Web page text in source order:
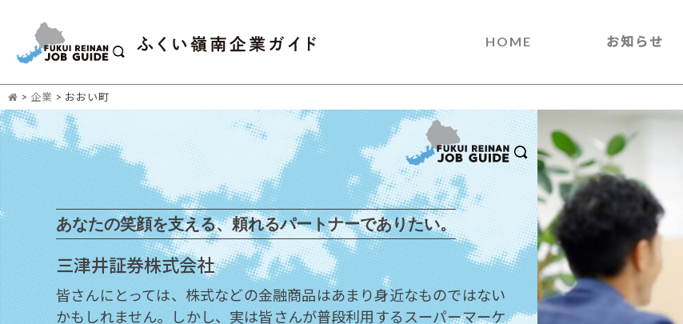
HOME お知らせ
> 企業 > おおい町
あなたの笑顔を支える、頼れるパートナーでありたい。
三津井証券株式会社
皆さんにとっては、株式などの金融商品はあまり身近なものではない
かもしれません。しかし、実は皆さんが普段利用するスーパーマーケ